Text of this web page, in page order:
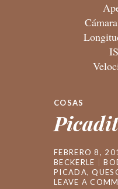
COSAS
FEBRERO 8,
BECKERLE
PICADA,
LEAVE A